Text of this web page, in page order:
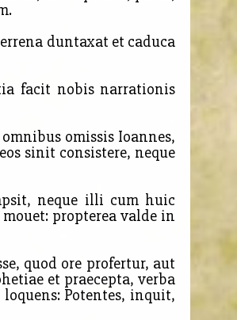
duntaxat et caduca
facit nobis narrationis
omissis Ioannes,
sinit consistere, neque
neque illi cum huic
propterea valde in
quod ore profertur, aut
et praecepta, verba
Potentes, inquit,